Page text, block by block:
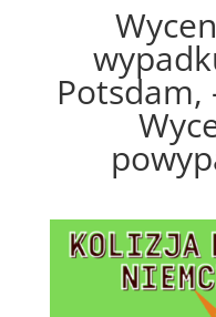
Potsdam,